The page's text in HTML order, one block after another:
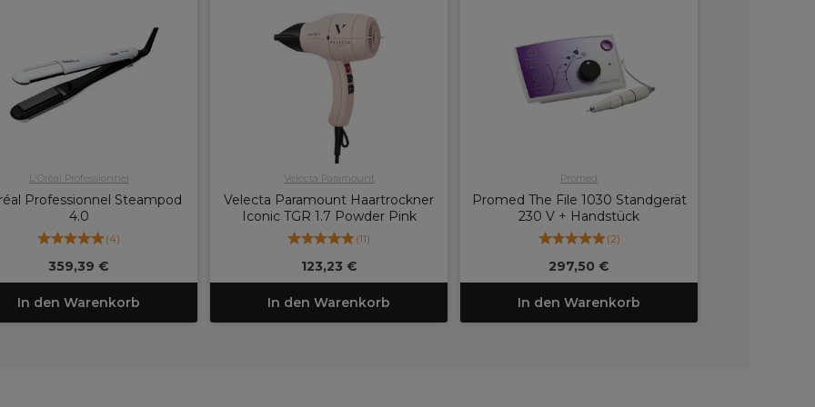
L'Oréal Professionnel
Professionnel Steampod
4.0
(4)
359,39 €
In den Warenkorb
Velecta Paramount
Velecta Paramount Haartrockner
Iconic TGR 1.7 Powder Pink
(11)
123,23 €
In den Warenkorb
Promed
Promed The File 1030 Standgerät
230 V + Handstück
(2)
297,50 €
In den Warenkorb